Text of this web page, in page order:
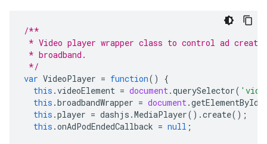
/**
* Video player wrapper class to control ad
* broadband.
*/
var VideoPlayer = function()
{
this .videoElement = document.querySelector(
this .broadbandWrapper = document.getElementById
this .player = dashjs .MediaPlayer().create();
this .onAdPodEndedCallback = null ;